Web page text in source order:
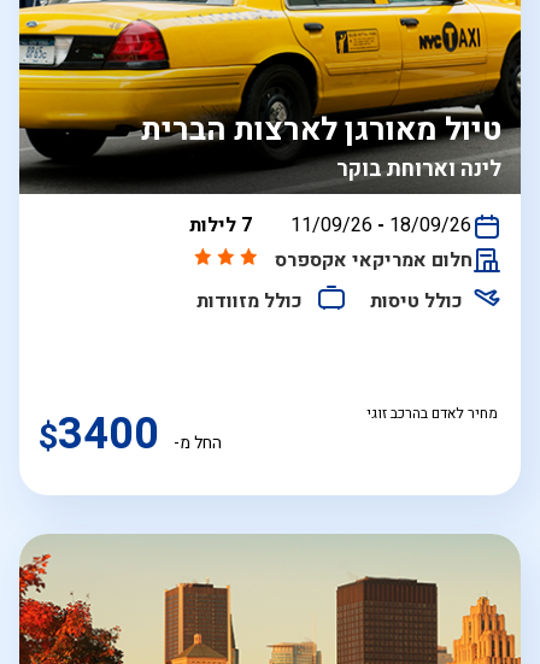
לינה וארוחת בוקר
טיול מאורגן לארצות הברית
בין
11/09/26 - 18/09/26
7 לילות
חלום אמריקאי אקספרס
כולל טיסות
כולל מזוודות
מחיר לאדם בהרכב זוגי
החל מ- $3400